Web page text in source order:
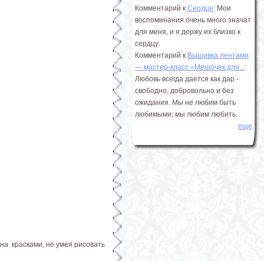
красками, не умея рисовать
Комментарий к Сердце: Мои
воспоминания очень много значат
для меня, и я держу их близко к
сердцу.
Комментарий к Вышивка лентами
― мастер-класс «Мешочек для...:
Любовь всегда дается как дар -
свободно, добровольно и без
ожидания. Мы не любим быть
любимыми; мы любим любить.
еще